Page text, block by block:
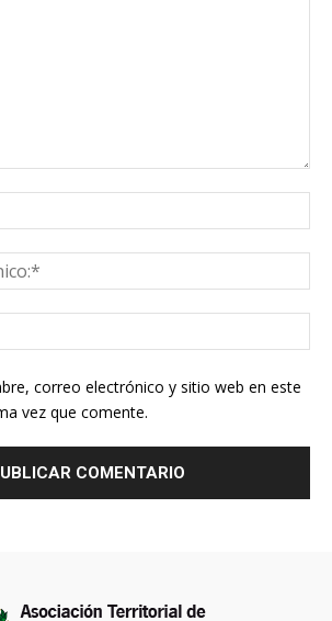
correo electrónico y sitio web en este
vez que comente.